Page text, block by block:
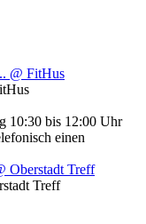
@ FitHus
10:30 bis 12:00 Uhr
einen
Oberstadt Treff
Treff